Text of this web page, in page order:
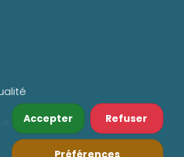
Accepter Refuser
Préférences